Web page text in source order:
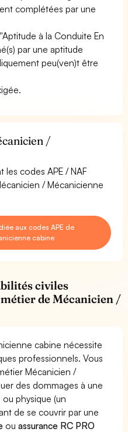
complétées par une
à la Conduite En
par une aptitude
peu(ven)t être
/
les codes APE / NAF
/ Mécanicienne
aux codes APE de
cabine
civiles
de Mécanicien /
cabine nécessite
professionnels. Vous
Mécanicien /
des dommages à une
physique (un
de se couvrir par une
ouassurance RC PRO